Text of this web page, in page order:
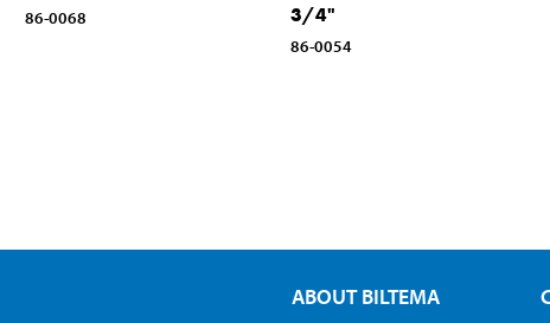
86-0068
3/4"
86-0054
ABOUT BILTEMA